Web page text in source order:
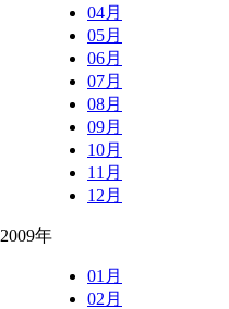
04月
05月
06月
07月
08月
09月
10月
11月
12月
2009年
01月
02月